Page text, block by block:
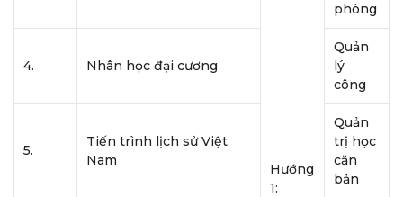
Hướng
1:
phòng
4. Nhân học đại cương
Quản
lý
công
5.
Tiến trình lịch sử Việt
Nam
Quản
trị học
căn
bản